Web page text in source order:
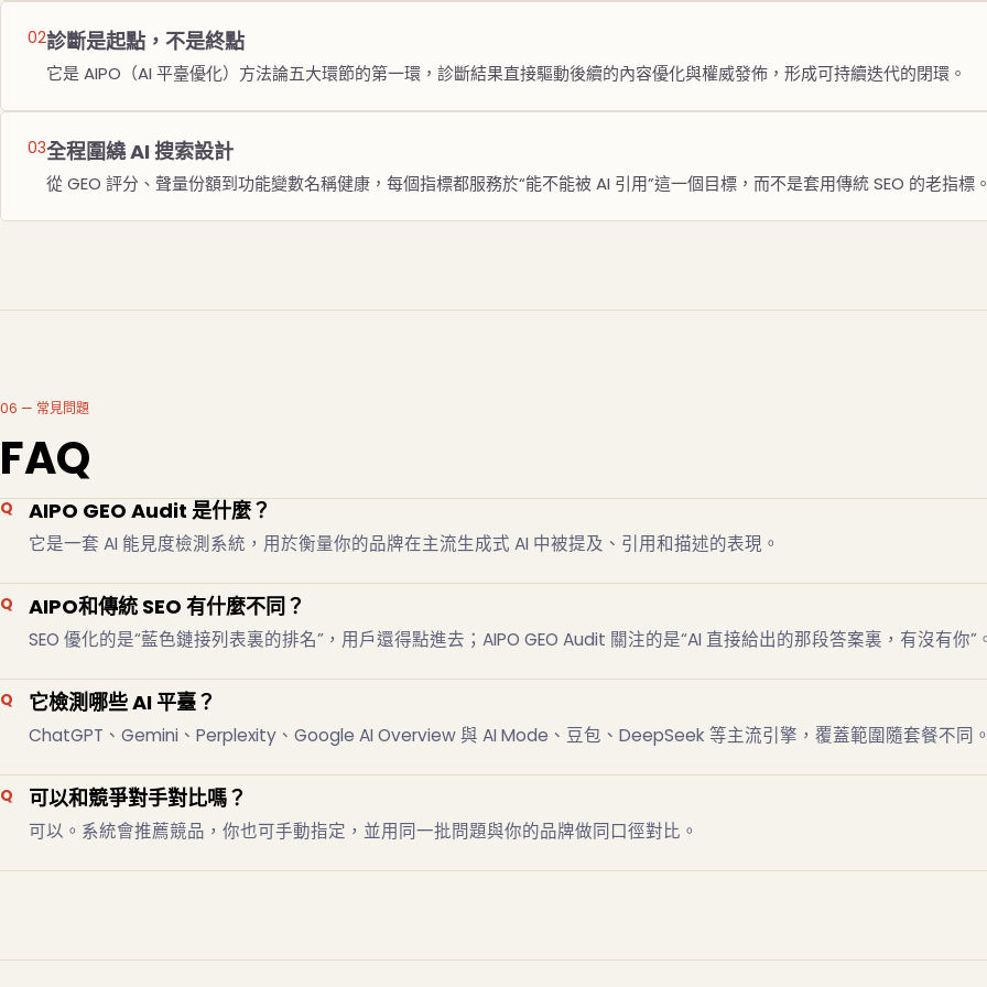
診斷是起點，不是終點
它是 AIPO（AI 平臺優化）方法論五大環節的第一環，診斷結果直接驅動後續的內容優化與權威發佈，形成可持續迭代的閉環。
全程圍繞 AI 搜索設計
從 GEO 評分、聲量份額到功能變數名稱健康，每個指標都服務於“能不能被 AI 引用”這一個目標，而不是套用傳統 SEO 的老指標
06 — 常見問題
FAQ
AIPO GEO Audit 是什麼？
它是一套 AI 能見度檢測系統，用於衡量你的品牌在主流生成式 AI 中被提及、引用和描述的表現。
AIPO和傳統 SEO 有什麼不同？
SEO 優化的是“藍色鏈接列表裏的排名”，用戶還得點進去；AIPO GEO Audit 關注的是“AI 直接給出的那段答案裏，有沒有你”
它檢測哪些 AI 平臺？
ChatGPT、Gemini、Perplexity、Google AI Overview 與 AI Mode、豆包、DeepSeek 等主流引擎，覆蓋範圍隨套餐不同
可以和競爭對手對比嗎？
可以。系統會推薦競品，你也可手動指定，並用同一批問題與你的品牌做同口徑對比。